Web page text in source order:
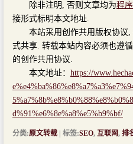
除非注明, 否则文章均为程
接形式标明本文地址.
本站采用创作共用版权协议,
式共享. 转载本站内容必须也遵
的创作共用协议.
本文地址： https://
d%91%e6%8e%a8%e5%b9%bf/
分类:原文转载 | 标签:SEO, 互联网, 排